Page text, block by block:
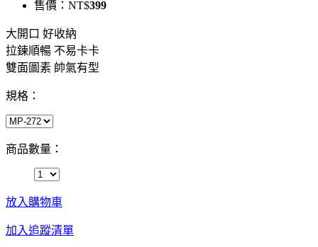
售價： NT$399
大開口 好收納
拉鍊順暢 不易卡卡
雙面圖素 帥氣有型
規格：
商品數量：
放入購物車
加入追蹤清單